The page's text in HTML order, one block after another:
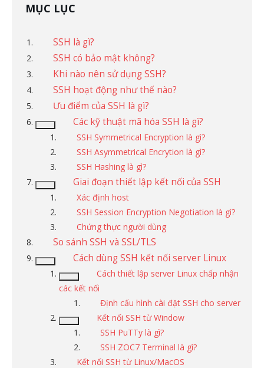
MỤC LỤC
SSH là gì?
SSH có bảo mật không?
Khi nào nên sử dụng SSH?
SSH hoạt động như thế nào?
Ưu điểm của SSH là gì?
Các kỹ thuật mã hóa SSH là gì?
SSH Symmetrical Encryption là gì?
SSH Asymmetrical Encrytion là gì?
SSH Hashing là gì?
Giai đoạn thiết lập kết nối của SSH
Xác định host
SSH Session Encryption Negotiation là gì?
Chứng thực người dùng
So sánh SSH và SSL/TLS
Cách dùng SSH kết nối server Linux
Cách thiết lập server Linux chấp nhận
các kết nối
Định cấu hình cài đặt SSH cho server
Kết nối SSH từ Window
SSH PuTTy là gì?
SSH ZOC7 Terminal là gì?
Kết nối SSH từ Linux/MacOS